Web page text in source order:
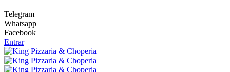
Telegram
Whatsapp
Facebook
Entrar